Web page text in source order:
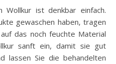
Wollkur ist denkbar einfach.
gewaschen haben, tragen
das noch feuchte Material
sanft ein, damit sie gut
lassen Sie die behandelten